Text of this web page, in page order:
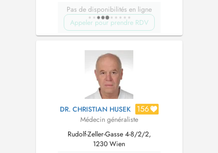
Pas de disponibilités en ligne
Appeler pour prendre RDV
DR. CHRISTIAN HUSEK 156
Médecin généraliste
Rudolf-Zeller-Gasse 4-8/2/2,
1230 Wien